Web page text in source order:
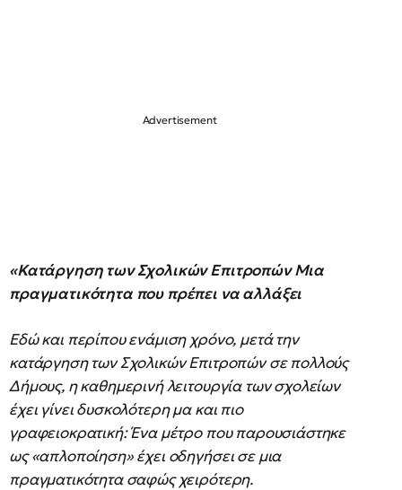
«Κατάργηση των Σχολικών Επιτροπών Μια
πραγματικότητα που πρέπει να αλλάξει
Εδώ και περίπου ενάμιση χρόνο, μετά την
κατάργηση των Σχολικών Επιτροπών σε πολλούς
Δήμους, η καθημερινή λειτουργία των σχολείων
έχει γίνει δυσκολότερη μα και πιο
γραφειοκρατική: Ένα μέτρο που παρουσιάστηκε
ως «απλοποίηση» έχει οδηγήσει σε μια
πραγματικότητα σαφώς χειρότερη.